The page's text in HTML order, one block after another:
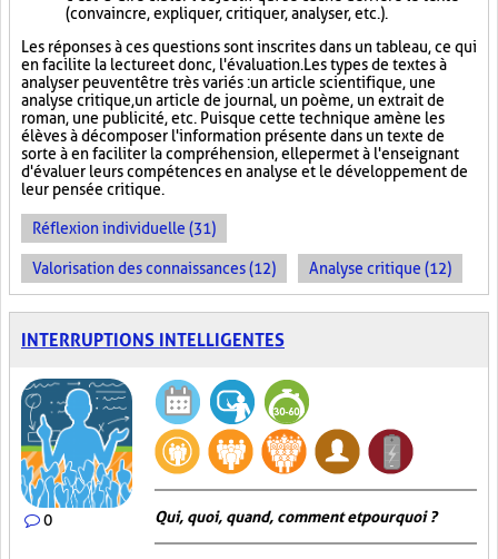
(convaincre, expliquer, critiquer, analyser, etc.).
Les réponses à ces questions sont inscrites dans un tableau, ce qui
en facilite la lecture et donc, l'évaluation. Les types de textes à
analyser peuvent être très variés : un article scientifique, une
analyse critique, un article de journal, un poème, un extrait de
roman, une publicité, etc. Puisque cette technique amène les
élèves à décomposer l'information présente dans un texte de
sorte à en faciliter la compréhension, elle permet à l'enseignant
d'évaluer leurs compétences en analyse et le développement de
leur pensée critique.
Réflexion individuelle (31)
Valorisation des connaissances (12) Analyse critique (12)
INTERRUPTIONS INTELLIGENTES
0 Qui, quoi, quand, comment et pourquoi ?